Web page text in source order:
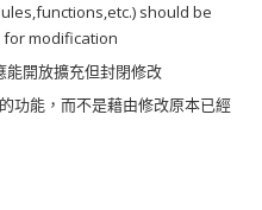
should be
modification
能開放擴充但封閉修改
功能，而不是藉由修改原本已經